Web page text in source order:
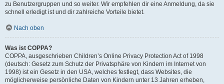
zu Benutzergruppen und so weiter. Wir empfehlen dir eine Anmeldung, da sie
schnell erledigt ist und dir zahlreiche Vorteile bietet.
Nach oben
Was ist COPPA?
COPPA, ausgeschrieben Children’s Online Privacy Protection Act of 1998
(deutsch: Gesetz zum Schutz der Privatsphäre von Kindern im Internet von
1998) ist ein Gesetz in den USA, welches festlegt, dass Websites, die
möglicherweise persönliche Daten von Kindern unter 13 Jahren erheben,